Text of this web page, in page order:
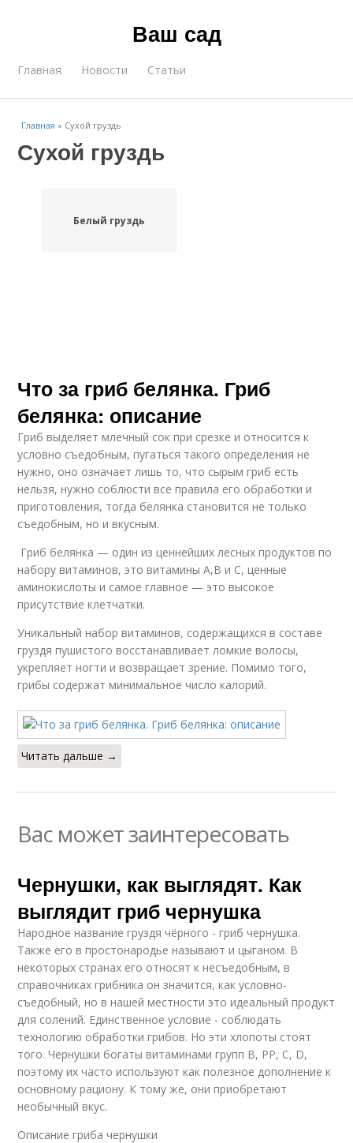
Ваш сад
Главная Новости Статьи
Главная » Сухой груздь
Сухой груздь
Белый груздь
Что за гриб белянка. Гриб
белянка: описание
Гриб выделяет млечный сок при срезке и относится к
условно съедобным, пугаться такого определения не
нужно, оно означает лишь то, что сырым гриб есть
нельзя, нужно соблюсти все правила его обработки и
приготовления, тогда белянка становится не только
съедобным, но и вкусным.
Гриб белянка — один из ценнейших лесных продуктов по
набору витаминов, это витамины А,В и С, ценные
аминокислоты и самое главное — это высокое
присутствие клетчатки.
Уникальный набор витаминов, содержащихся в составе
груздя пушистого восстанавливает ломкие волосы,
укрепляет ногти и возвращает зрение. Помимо того,
грибы содержат минимальное число калорий.
Читать дальше →
Вас может заинтересовать
Чернушки, как выглядят. Как
выглядит гриб чернушка
Народное название груздя чёрного - гриб чернушка.
Также его в простонародье называют и цыганом. В
некоторых странах его относят к несъедобным, в
справочниках грибника он значится, как условно-
съедобный, но в нашей местности это идеальный продукт
для солений. Единственное условие - соблюдать
технологию обработки грибов. Но эти хлопоты стоят
того. Чернушки богаты витаминами групп В, РР, С, D,
поэтому их часто используют как полезное дополнение к
основному рациону. К тому же, они приобретают
необычный вкус.
Описание гриба чернушки